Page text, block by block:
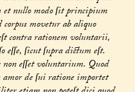
nullo modo ſit principium
movetur ab aliquo
contra rationem voluntarii,
ſicut ſupra dictum eſt.
eſſet voluntarium. Quod
de ſui ratione importet